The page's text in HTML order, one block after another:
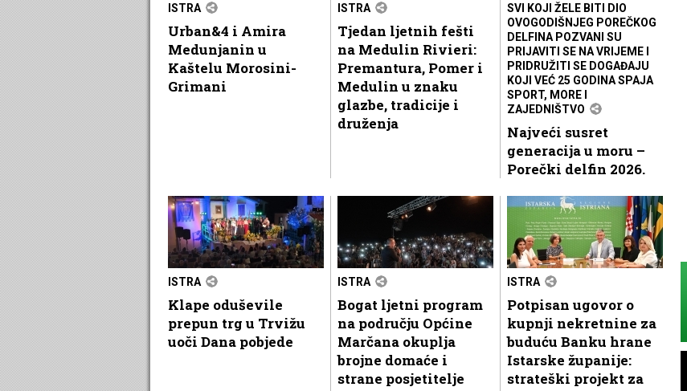
ISTRA
Urban&4 i Amira
Medunjanin u
Kaštelu Morosini-
Grimani
ISTRA
Tjedan ljetnih fešti
na Medulin Rivieri:
Premantura, Pomer i
Medulin u znaku
glazbe, tradicije i
druženja
SVI KOJI ŽELE BITI DIO
OVOGODIŠNJEG POREČKOG
DELFINA POZVANI SU
PRIJAVITI SE NA VRIJEME I
PRIDRUŽITI SE DOGAĐAJU
KOJI VEĆ 25 GODINA SPAJA
SPORT, MORE I
ZAJEDNIŠTVO
Najveći susret
generacija u moru –
Porečki delfin 2026.
ISTRA
Klape oduševile
prepun trg u Trvižu
uoči Dana pobjede
ISTRA
Bogat ljetni program
na području Općine
Marčana okuplja
brojne domaće i
strane posjetitelje
ISTRA
Potpisan ugovor o
kupnji nekretnine za
buduću Banku hrane
Istarske županije:
strateški projekt za